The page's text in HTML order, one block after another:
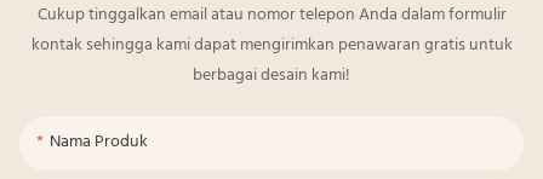
Cukup tinggalkan email atau nomor telepon Anda dalam formulir
kontak sehingga kami dapat mengirimkan penawaran gratis untuk
berbagai desain kami!
Nama Produk